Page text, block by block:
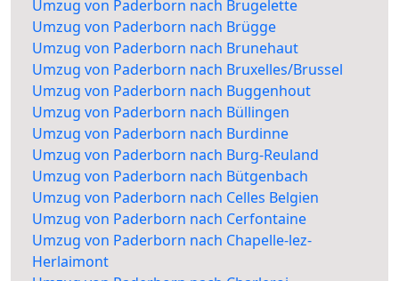
Umzug von Paderborn nach Brugelette
Umzug von Paderborn nach Brügge
Umzug von Paderborn nach Brunehaut
Umzug von Paderborn nach Bruxelles/Brussel
Umzug von Paderborn nach Buggenhout
Umzug von Paderborn nach Büllingen
Umzug von Paderborn nach Burdinne
Umzug von Paderborn nach Burg-Reuland
Umzug von Paderborn nach Bütgenbach
Umzug von Paderborn nach Celles Belgien
Umzug von Paderborn nach Cerfontaine
Umzug von Paderborn nach Chapelle-lez-
Herlaimont